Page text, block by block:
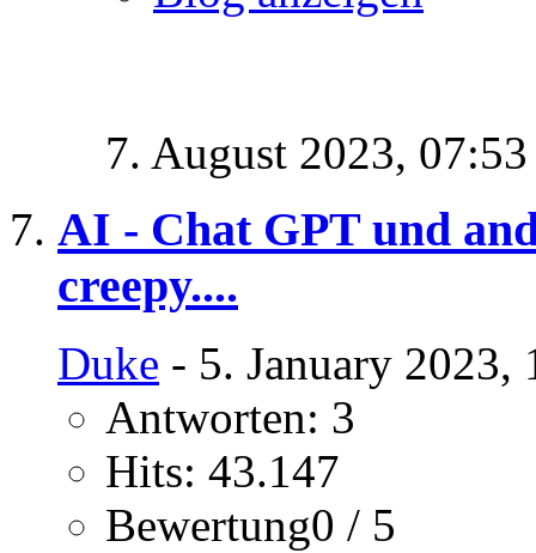
7. August 2023, 07:53
AI - Chat GPT und
creepy....
Duke - 5. January 2023,
Antworten: 3
Hits: 43.147
Bewertung0 / 5